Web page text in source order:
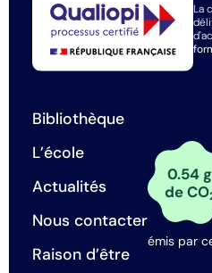
La
Bibliothèque
L’école
Actualités
Nous contacter
Raison d’être
0.54 g
de CO
émis par